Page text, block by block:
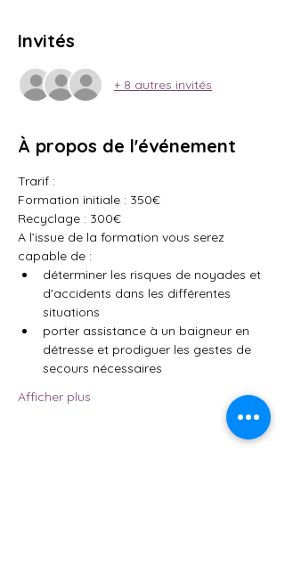
Invités
+ 8 autres invités
À propos de l'événement
Trarif :
Formation initiale : 350€
Recyclage : 300€
A l’issue de la formation vous serez
capable de :
déterminer les risques de noyades et
d'accidents dans les différentes
situations
porter assistance à un baigneur en
détresse et prodiguer les gestes de
secours nécessaires
Afficher plus